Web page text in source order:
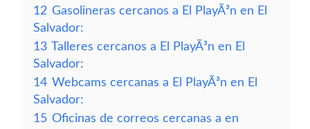
12 Gasolineras cercanos a El PlayÃ³n en El
Salvador:
13 Talleres cercanos a El PlayÃ³n en El
Salvador:
14 Webcams cercanas a El PlayÃ³n en El
Salvador:
15 Oficinas de correos cercanas a en